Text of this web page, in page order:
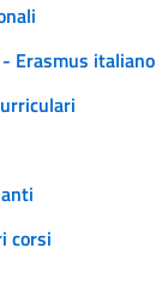
Erasmus italiano
corsi